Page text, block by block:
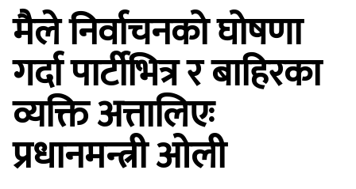
मैले निर्वाचनको घोषणा
गर्दा पार्टीभित्र र बाहिरका
व्यक्ति अत्तालिएः
प्रधानमन्त्री ओली